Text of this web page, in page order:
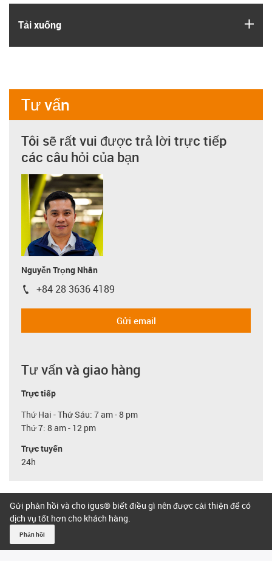
Tải xuống
Tư vấn
Tôi sẽ rất vui được trả lời trực tiếp
các câu hỏi của bạn
Nguyễn Trọng Nhân
igus-icon-phone
+84 28 3636 4189
Gửi email
Tư vấn và giao hàng
Trực tiếp
Thứ Hai - Thứ Sáu: 7 am - 8 pm
Thứ 7: 8 am - 12 pm
Trực tuyến
24h
Gửi phản hồi và cho igus® biết điều gì nên được cải thiện để có
dịch vụ tốt hơn cho khách hàng.
Phản hồi